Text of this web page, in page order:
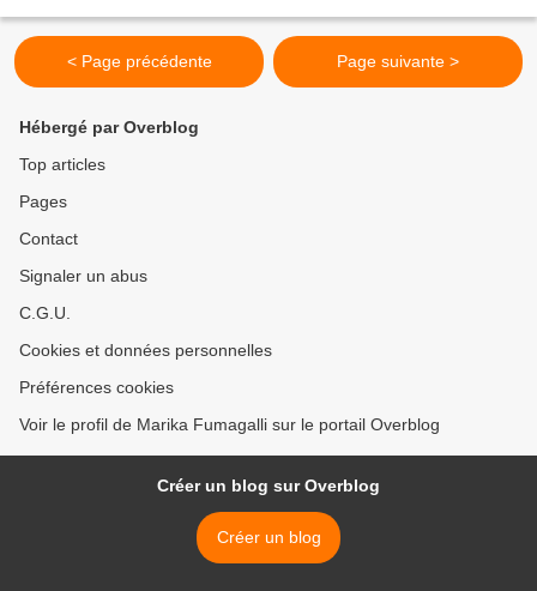
< Page précédente Page suivante >
Hébergé par Overblog
Top articles
Pages
Contact
Signaler un abus
C.G.U.
Cookies et données personnelles
Préférences cookies
Voir le profil de Marika Fumagalli sur le portail Overblog
Créer un blog sur Overblog
Créer un blog